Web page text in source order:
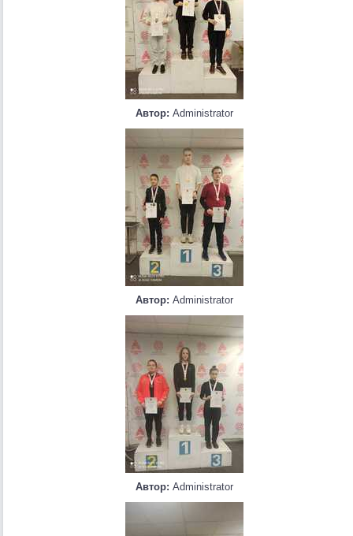
Автор: Administrator
Автор: Administrator
Автор: Administrator